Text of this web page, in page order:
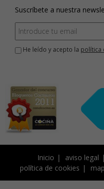
Suscríbete a nuestra
He leído y acepto la política
Inicio aviso legal
política de cookies